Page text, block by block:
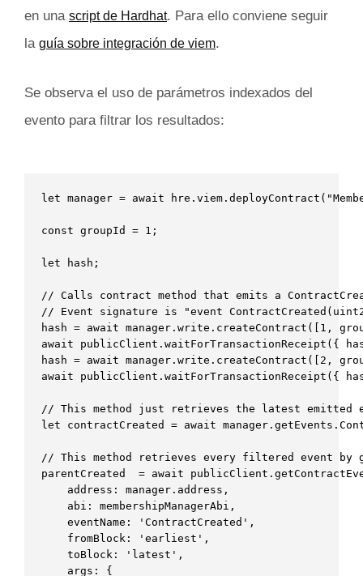
en una script de Hardhat. Para ello conviene seguir
la guía sobre integración de viem.
Se observa el uso de parámetros indexados del
evento para filtrar los resultados:
let manager = await
const groupId = 1;
let hash;
// Calls contract method that emits a
// Event signature is "event
hash = await manager.write.createContract([1,
await publicClient.waitForTransactionReceipt({
hash = await manager.write.createContract([2,
await publicClient.waitForTransactionReceipt({
// This method just retrieves the latest emitted
let contractCreated = await
// This method retrieves every filtered event by
parentCreated  = await
    address: manager.address,
    abi: membershipManagerAbi,
    eventName: 'ContractCreated',
    fromBlock: 'earliest',
    toBlock: 'latest',